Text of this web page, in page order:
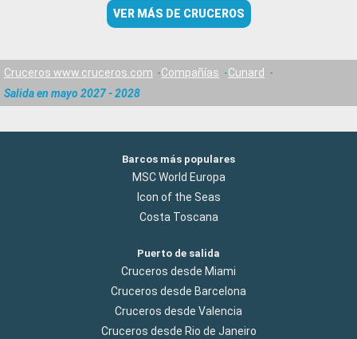
VER MÁS DE CRUCEROS
Cruceros www.cruceros.com Compañías
Cunard
Salida en mayo 2027 - 2028
Barcos más populares
MSC World Europa
Icon of the Seas
Costa Toscana
Puerto de salida
Cruceros desde Miami
Cruceros desde Barcelona
Cruceros desde Valencia
Cruceros desde Rio de Janeiro